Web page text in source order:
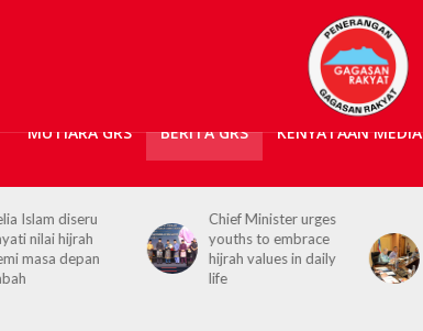
MUTIARA GRS BERITA GRS KENYATAAN MEDIA
Chief Minister urges
youths to embrace
hijrah values in daily
life
Tiada kes penculikan
sejak Januari 2020,
perkembangan positif